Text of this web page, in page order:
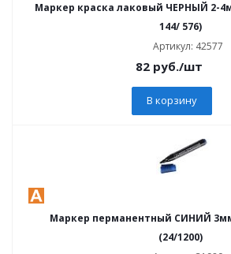
Маркер краска лаковый ЧЕРНЫЙ 2-
144/ 576)
Артикул: 42577
82руб./шт
В корзину
Маркер перманентный СИНИЙ
(24/1200)